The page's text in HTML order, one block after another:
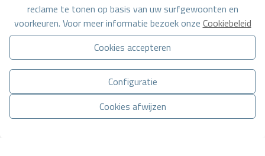
accepteer deze.
Stuur een aanvraag
Neem contact met ons op viaWhatsApp
reclame te tonen op basis van uw surfgewoonten en
voorkeuren. Voor meer informatie bezoek onze Cookiebeleid
Cookies accepteren
Configuratie
Cookies afwijzen